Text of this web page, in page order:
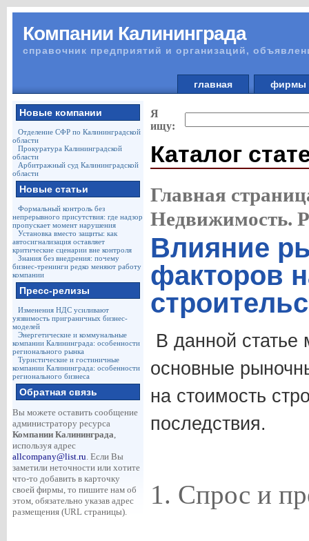
Компании Калининграда
справочник предприятий и организаций,
главная
Новые компании
Отделение СФР по Калининградской
области
Прокуратура Калининградской
области
Арбитражный суд Калининградской
области
Новые статьи
Формальный контроль без
непрерывного присутствия: где надзор
пропускает момент нарушения
Установка вместо защиты: как
автосигнализация оставляет
критические сценарии вне контроля
Знания без внедрения: почему
бизнес-тренинги редко меняют работу
компании
Пресс-релизы
Изменения НДС усиливают
уязвимость приграничных бизнес-
моделей
Энергетические и коммунальные
компании Калининграда: особенности
регионального рынка
Туристические и гостиничные
компании Калининграда: особенности
регионального бизнеса
Обратная связь
Вы можете оставить сообщение
администратору ресурса
Компании Калининграда,
используя адрес
allcompany@list.ru. Если Вы
заметили неточности или хотите
что-то добавить в карточку
своей фирмы, то пишите нам об
этом, обязательно указав адрес
размещения (URL страницы).
Я
ищу:
Каталог
Главная
Недвижимость.
Влияние
факторов
В данной
основные
на стоимость
последствия.
1. Спрос и